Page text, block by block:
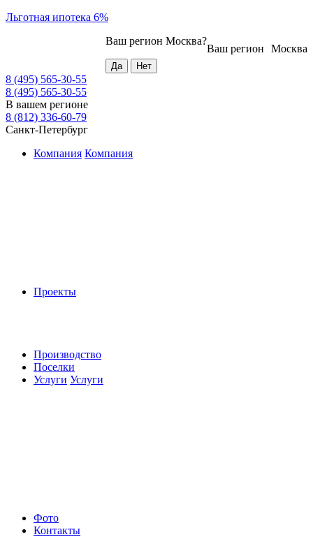
Льготная ипотека 6%
Москва
Ваш регион
Ваш регион Москва?
8 (495) 565-30-55
8 (495) 565-30-55
В вашем регионе
8 (812) 336-60-79
Санкт-Петербург
Компания Компания
Проекты
Производство
Поселки
Услуги Услуги
Фото
Контакты